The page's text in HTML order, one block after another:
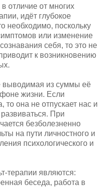
отличие от многих
идёт глубокое
необходимо, поскольку
или изменение
себя, то это не
к возникновению
выводимая из суммы её
фоне жизни. Если
то она не отпускает нас и
При
безболезненно
на пути личностного и
психологического и
терапии являются:
беседа, работа в